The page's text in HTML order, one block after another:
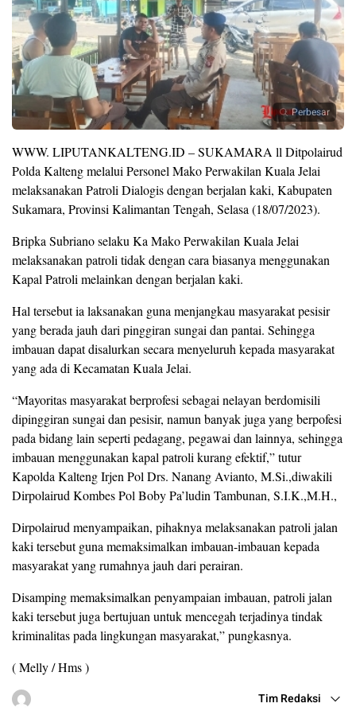
Perbesar
WWW. LIPUTANKALTENG.ID – SUKAMARA ll Ditpolairud
Polda Kalteng melalui Personel Mako Perwakilan Kuala Jelai
melaksanakan Patroli Dialogis dengan berjalan kaki, Kabupaten
Sukamara, Provinsi Kalimantan Tengah, Selasa (18/07/2023).
Bripka Subriano selaku Ka Mako Perwakilan Kuala Jelai
melaksanakan patroli tidak dengan cara biasanya menggunakan
Kapal Patroli melainkan dengan berjalan kaki.
Hal tersebut ia laksanakan guna menjangkau masyarakat pesisir
yang berada jauh dari pinggiran sungai dan pantai. Sehingga
imbauan dapat disalurkan secara menyeluruh kepada masyarakat
yang ada di Kecamatan Kuala Jelai.
“Mayoritas masyarakat berprofesi sebagai nelayan berdomisili
dipinggiran sungai dan pesisir, namun banyak juga yang berpofesi
pada bidang lain seperti pedagang, pegawai dan lainnya, sehingga
imbauan menggunakan kapal patroli kurang efektif,” tutur
Kapolda Kalteng Irjen Pol Drs. Nanang Avianto, M.Si.,diwakili
Dirpolairud Kombes Pol Boby Pa’ludin Tambunan, S.I.K.,M.H.,
Dirpolairud menyampaikan, pihaknya melaksanakan patroli jalan
kaki tersebut guna memaksimalkan imbauan-imbauan kepada
masyarakat yang rumahnya jauh dari perairan.
Disamping memaksimalkan penyampaian imbauan, patroli jalan
kaki tersebut juga bertujuan untuk mencegah terjadinya tindak
kriminalitas pada lingkungan masyarakat,” pungkasnya.
( Melly / Hms )
Tim Redaksi